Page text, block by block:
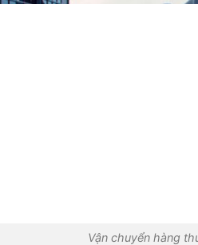
Vận chuyển hàng